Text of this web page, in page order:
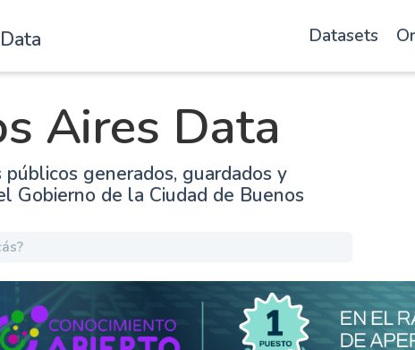
Datasets
Aires Data
públicos generados, guardados y
Gobierno de la Ciudad de Buenos